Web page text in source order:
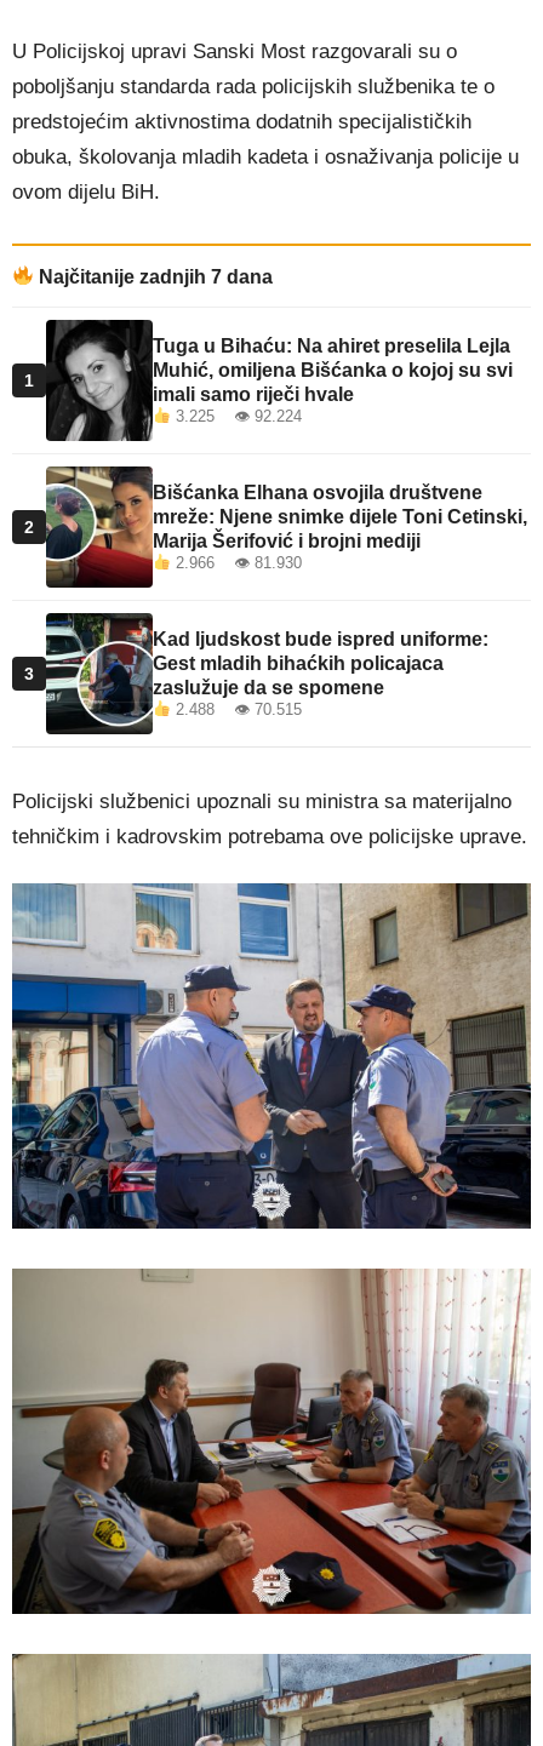
U Policijskoj upravi Sanski Most razgovarali su o
poboljšanju standarda rada policijskih službenika te o
predstojećim aktivnostima dodatnih specijalističkih
obuka, školovanja mladih kadeta i osnaživanja policije u
ovom dijelu BiH.
Najčitanije zadnjih 7 dana
1
Tuga u Bihaću: Na ahiret preselila Lejla
Muhić, omiljena Bišćanka o kojoj su svi
imali samo riječi hvale
3.225 👁 92.224
2
Bišćanka Elhana osvojila društvene
mreže: Njene snimke dijele Toni Cetinski,
Marija Šerifović i brojni mediji
2.966 👁 81.930
3
Kad ljudskost bude ispred uniforme:
Gest mladih bihaćkih policajaca
zaslužuje da se spomene
2.488 👁 70.515
Policijski službenici upoznali su ministra sa materijalno
tehničkim i kadrovskim potrebama ove policijske uprave.